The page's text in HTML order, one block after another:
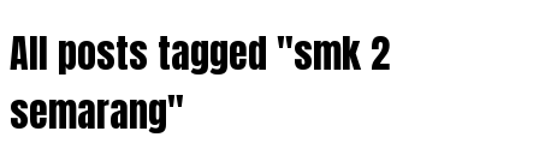
All posts tagged "smk 2
semarang"